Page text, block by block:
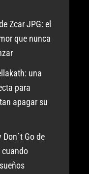
Zcar JPG: el
que nunca
una
para
apagar su
Go de
cuando